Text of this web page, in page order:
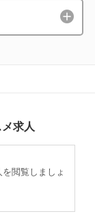
求人
閲覧しましょ